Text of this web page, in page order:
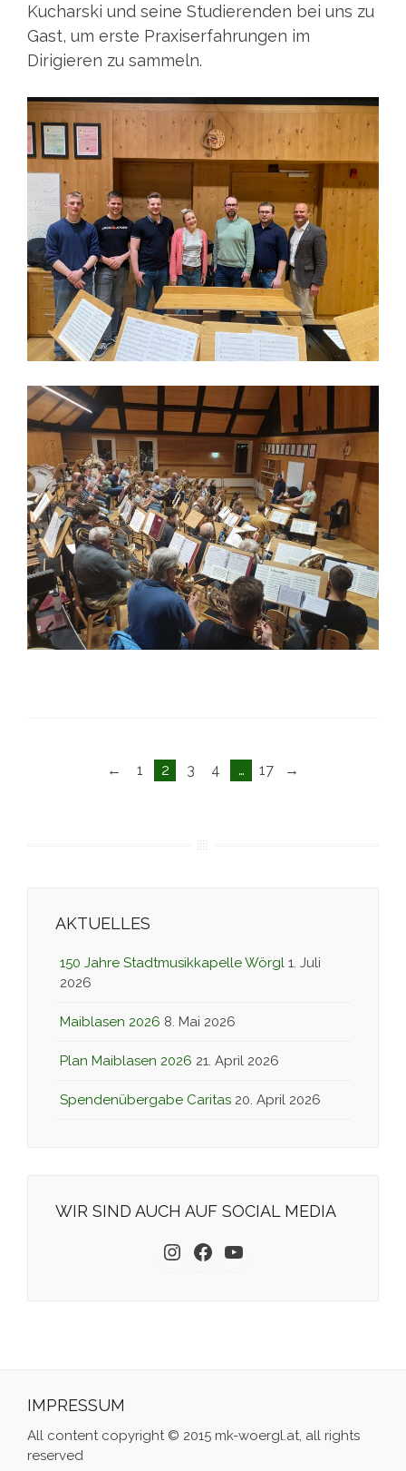
Kucharski und seine Studierenden bei uns zu
Gast, um erste Praxiserfahrungen im
Dirigieren zu sammeln.
← 1 2 3 4 … 17 →
AKTUELLES
150 Jahre Stadtmusikkapelle Wörgl 1. Juli
2026
Maiblasen 2026 8. Mai 2026
Plan Maiblasen 2026 21. April 2026
Spendenübergabe Caritas 20. April 2026
WIR SIND AUCH AUF SOCIAL MEDIA
Instagram Facebook YouTube
IMPRESSUM
All content copyright © 2015 mk-woergl.at, all rights
reserved